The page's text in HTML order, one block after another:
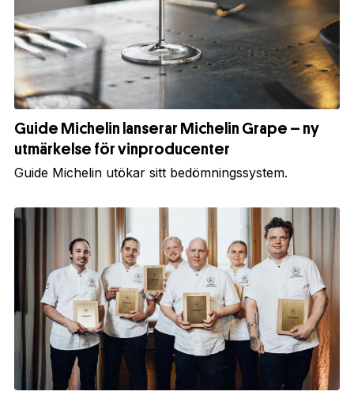
Guide Michelin lanserar Michelin Grape – ny
utmärkelse för vinproducenter
Guide Michelin utökar sitt bedömningssystem.